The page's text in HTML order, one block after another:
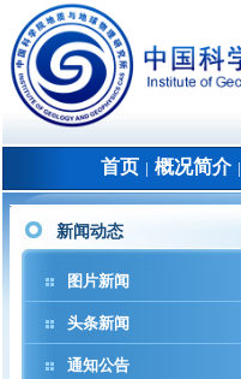
首页 概况简介│
新闻动态
图片新闻
头条新闻
通知公告